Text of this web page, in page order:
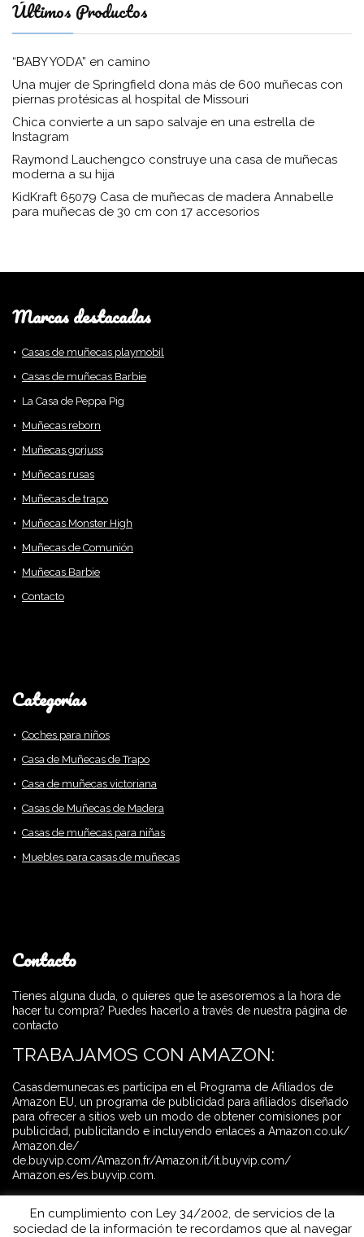
Últimos Productos
“BABY YODA” en camino
Una mujer de Springfield dona más de 600 muñecas con
piernas protésicas al hospital de Missouri
Chica convierte a un sapo salvaje en una estrella de
Instagram
Raymond Lauchengco construye una casa de muñecas
moderna a su hija
KidKraft 65079 Casa de muñecas de madera Annabelle
para muñecas de 30 cm con 17 accesorios
Marcas destacadas
Casas de muñecas playmobil
Casas de muñecas Barbie
La Casa de Peppa Pig
Muñecas reborn
Muñecas gorjuss
Muñecas rusas
Muñecas de trapo
Muñecas Monster High
Muñecas de Comunión
Muñecas Barbie
Contacto
Categorías
Coches para niños
Casa de Muñecas de Trapo
Casa de muñecas victoriana
Casas de Muñecas de Madera
Casas de muñecas para niñas
Muebles para casas de muñecas
Contacto
Tienes alguna duda, o quieres que te asesoremos a la hora de
hacer tu compra? Puedes hacerlo a través de nuestra página de
contacto
TRABAJAMOS CON AMAZON:
Casasdemunecas.es participa en el Programa de Afiliados de
Amazon EU, un programa de publicidad para afiliados diseñado
para ofrecer a sitios web un modo de obtener comisiones por
publicidad, publicitando e incluyendo enlaces a Amazon.co.uk/
Amazon.de/
de.buyvip.com/Amazon.fr/Amazon.it/it.buyvip.com/
Amazon.es/es.buyvip.com.
En cumplimiento con Ley 34/2002, de servicios de la
sociedad de la información te recordamos que al navegar